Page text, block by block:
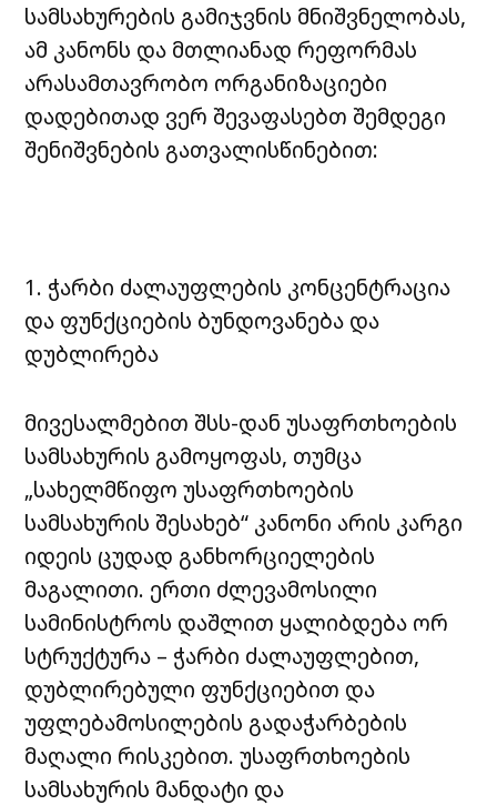
სამსახურების გამიჯვნის მნიშვნელობას,
ამ კანონს და მთლიანად რეფორმას
არასამთავრობო ორგანიზაციები
დადებითად ვერ შევაფასებთ შემდეგი
შენიშვნების გათვალისწინებით:
1. ჭარბი ძალაუფლების კონცენტრაცია
და ფუნქციების ბუნდოვანება და
დუბლირება
მივესალმებით შსს-დან უსაფრთხოების
სამსახურის გამოყოფას, თუმცა
„სახელმწიფო უსაფრთხოების
სამსახურის შესახებ“ კანონი არის კარგი
იდეის ცუდად განხორციელების
მაგალითი. ერთი ძლევამოსილი
სამინისტროს დაშლით ყალიბდება ორ
სტრუქტურა – ჭარბი ძალაუფლებით,
დუბლირებული ფუნქციებით და
უფლებამოსილების გადაჭარბების
მაღალი რისკებით. უსაფრთხოების
სამსახურის მანდატი და